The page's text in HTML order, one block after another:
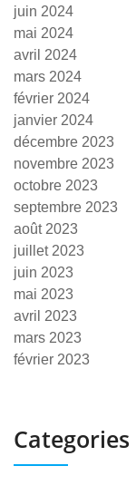
juin 2024
mai 2024
avril 2024
mars 2024
février 2024
janvier 2024
décembre 2023
novembre 2023
octobre 2023
septembre 2023
août 2023
juillet 2023
juin 2023
mai 2023
avril 2023
mars 2023
février 2023
Categories